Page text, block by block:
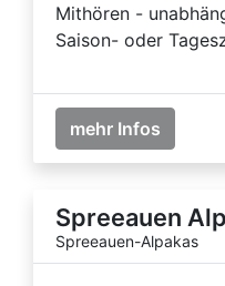
Mithören -
Saison- oder
mehr Infos
Spreeauen
Spreeauen-Alpakas